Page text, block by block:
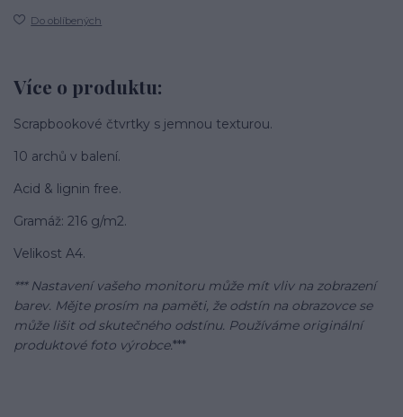
Do oblíbených
Více o produktu:
Scrapbookové čtvrtky s jemnou texturou.
10 archů v balení.
Acid & lignin free.
Gramáž: 216 g/m2.
Velikost A4.
*** Nastavení vašeho monitoru může mít vliv na zobrazení
barev. Mějte prosím na paměti, že odstín na obrazovce se
může lišit od skutečného odstínu. Používáme originální
produktové foto výrobce.***